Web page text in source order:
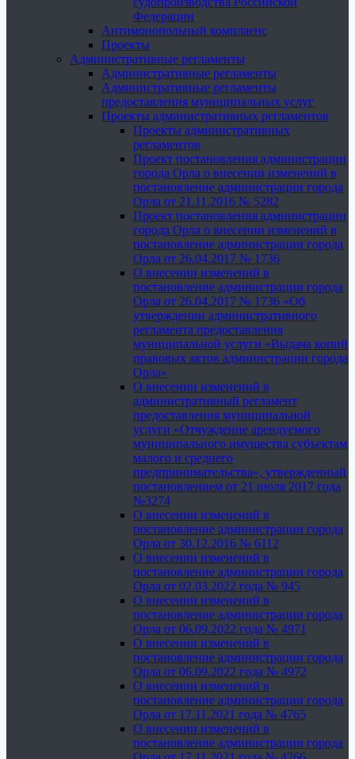
Федерации
Антимонопольный комплаенс
Проекты
Административные регламенты
Административные регламенты
Административные регламенты
предоставления муниципальных услуг
Проекты административных регламентов
Проекты административных
регламентов
Проект постановления администрации
города Орла о внесении изменений в
постановление администрации города
Орла от 21.11.2016 № 5282
Проект постановления администрации
города Орла о внесении изменений в
постановление администрации города
Орла от 26.04.2017 № 1736
О внесении изменений в
постановление администрации города
Орла от 26.04.2017 № 1736 «Об
утверждении административного
регламента предоставления
муниципальной услуги «Выдача копий
правовых актов администрации города
Орла»
О внесении изменений в
административный регламент
предоставления муниципальной
услуги «Отчуждение арендуемого
муниципального имущества субъектам
малого и среднего
предпринимательства», утвержденный
постановлением от 21 июля 2017 года
№3274
О внесении изменений в
постановление администрации города
Орла от 30.12.2016 № 6112
О внесении изменений в
постановление администрации города
Орла от 02.03.2022 года № 945
О внесении изменений в
постановление администрации города
Орла от 06.09.2022 года № 4971
О внесении изменений в
постановление администрации города
Орла от 06.09.2022 года № 4972
О внесении изменений в
постановление администрации города
Орла от 17.11.2021 года № 4765
О внесении изменений в
постановление администрации города